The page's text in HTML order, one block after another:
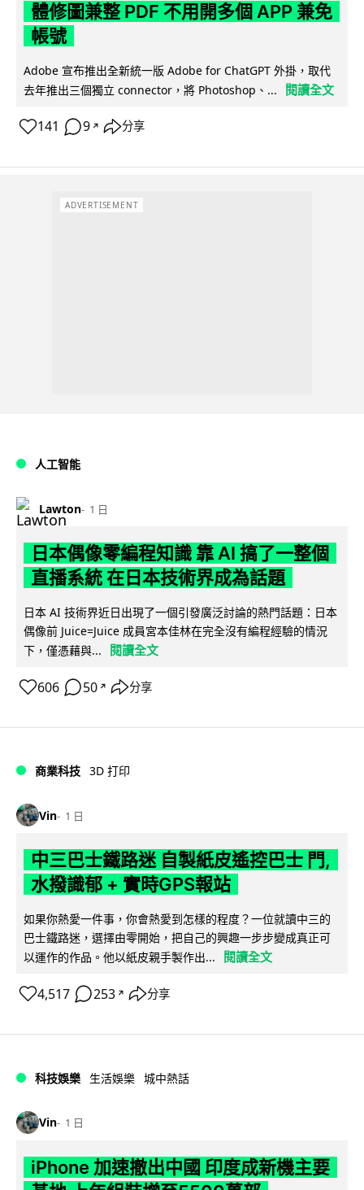
體修圖兼整 PDF 不用開多個 APP 兼免
帳號
Adobe 宣布推出全新統一版 Adobe for ChatGPT 外掛，取代
去年推出三個獨立 connector，將 Photoshop、...
閱讀全文
141 9 ↗ 分享
ADVERTISEMENT
人工智能
Lawton 1 日
日本偶像零編程知識 靠 AI 搞了一整個
直播系統 在日本技術界成為話題
日本 AI 技術界近日出現了一個引發廣泛討論的熱門話題：日本
偶像前 Juice=Juice 成員宮本佳林在完全沒有編程經驗的情況
下，僅憑藉與...
閱讀全文
606 50 ↗ 分享
商業科技 3D 打印
Vin 1 日
中三巴士鐵路迷 自製紙皮遙控巴士 門,
水撥識郁 + 實時GPS報站
如果你熱愛一件事，你會熱愛到怎樣的程度？一位就讀中三的
巴士鐵路迷，選擇由零開始，把自己的興趣一步步變成真正可
以運作的作品。他以紙皮親手製作出...
閱讀全文
4,517 253 ↗ 分享
科技娛樂 生活娛樂 城中熱話
Vin 1 日
iPhone 加速撤出中國 印度成新機主要